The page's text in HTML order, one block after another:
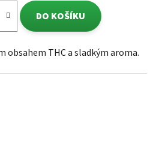
DO KOŠÍKU
obsahem THC a sladkým aroma.